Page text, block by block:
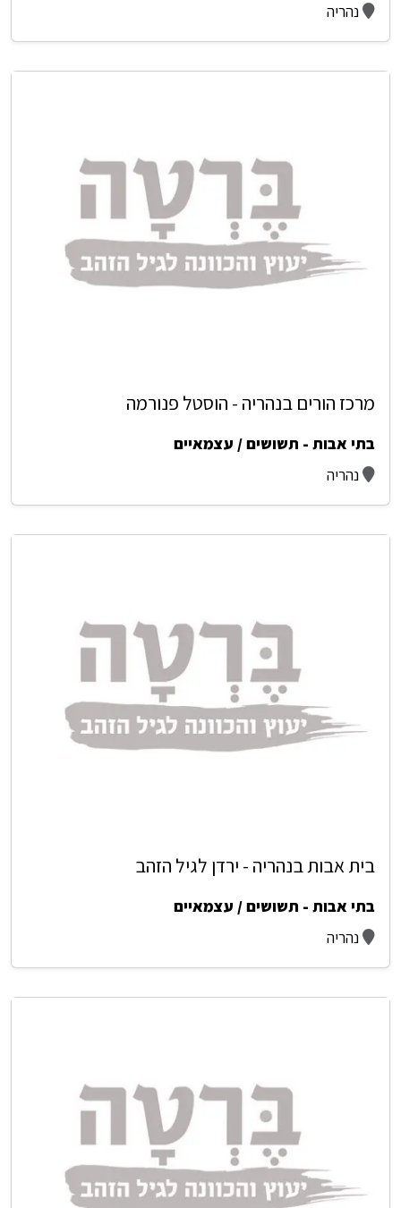
נהריה
מרכז הורים בנהריה - הוסטל פנורמה
בתי אבות - תשושים / עצמאיים
נהריה
בית אבות בנהריה - ירדן לגיל הזהב
בתי אבות - תשושים / עצמאיים
נהריה